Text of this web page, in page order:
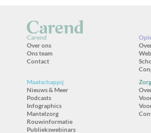
Carend
Over ons
Ons team
Contact
Maatschappij
Nieuws & Meer
Podcasts
Infographics
Mantelzorg
Rouwinformatie
Publiekswebinars
Zorg